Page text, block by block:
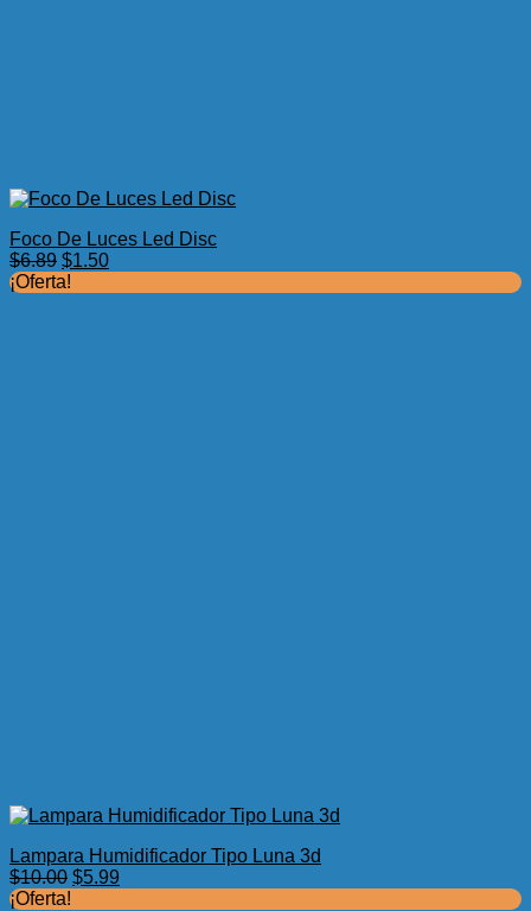
Foco De Luces Led Disc
$6.89 El
precio
$1.50El
¡Oferta!
Lampara Humidificador Tipo Luna 3d
$10.00 El
$5.99
¡Oferta!